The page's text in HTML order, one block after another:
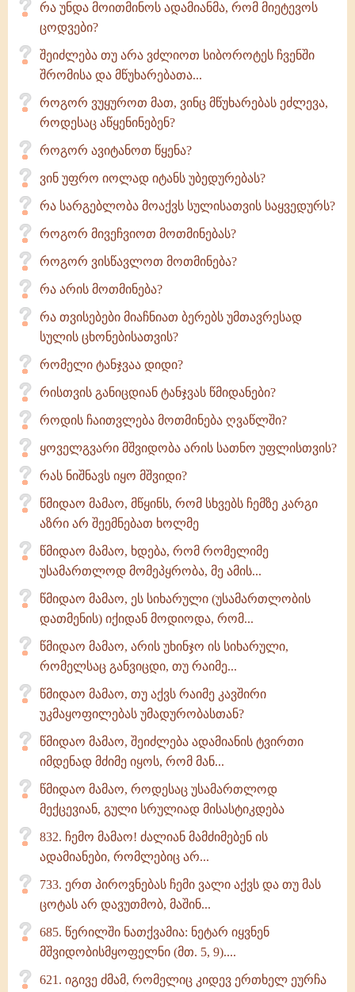
რა უნდა მოითმინოს ადამიანმა, რომ მიეტევოს
ცოდვები?
შეიძლება თუ არა ვძლიოთ სიბოროტეს ჩვენში
შრომისა და მწუხარებათა...
როგორ ვუყუროთ მათ, ვინც მწუხარებას ეძლევა,
როდესაც აწყენინებენ?
როგორ ავიტანოთ წყენა?
ვინ უფრო იოლად იტანს უბედურებას?
რა სარგებლობა მოაქვს სულისათვის საყვედურს?
როგორ მივეჩვიოთ მოთმინებას?
როგორ ვისწავლოთ მოთმინება?
რა არის მოთმინება?
რა თვისებები მიაჩნიათ ბერებს უმთავრესად
სულის ცხონებისათვის?
რომელი ტანჯვაა დიდი?
რისთვის განიცდიან ტანჯვას წმიდანები?
როდის ჩაითვლება მოთმინება ღვაწლში?
ყოველგვარი მშვიდობა არის სათნო უფლისთვის?
რას ნიშნავს იყო მშვიდი?
წმიდაო მამაო, მწყინს, რომ სხვებს ჩემზე კარგი
აზრი არ შეემნებათ ხოლმე
წმიდაო მამაო, ხდება, რომ რომელიმე
უსამართლოდ მომეპყრობა, მე ამის...
წმიდაო მამაო, ეს სიხარული (უსამართლობის
დათმენის) იქიდან მოდიოდა, რომ...
წმიდაო მამაო, არის უხინჯო ის სიხარული,
რომელსაც განვიცდი, თუ რაიმე...
წმიდაო მამაო, თუ აქვს რაიმე კავშირი
უკმაყოფილებას უმადურობასთან?
წმიდაო მამაო, შეიძლება ადამიანის ტვირთი
იმდენად მძიმე იყოს, რომ მან...
წმიდაო მამაო, როდესაც უსამართლოდ
მექცევიან, გული სრულიად მისასტიკდება
832. ჩემო მამაო! ძალიან მამძიმებენ ის
ადამიანები, რომლებიც არ...
733. ერთ პიროვნებას ჩემი ვალი აქვს და თუ მას
ცოტას არ დავუთმობ, მაშინ...
685. წერილში ნათქვამია: ნეტარ იყვნენ
მშვიდობისმყოფელნი (მთ. 5, 9)....
621. იგივე ძმამ, რომელიც კიდევ ერთხელ ეურჩა